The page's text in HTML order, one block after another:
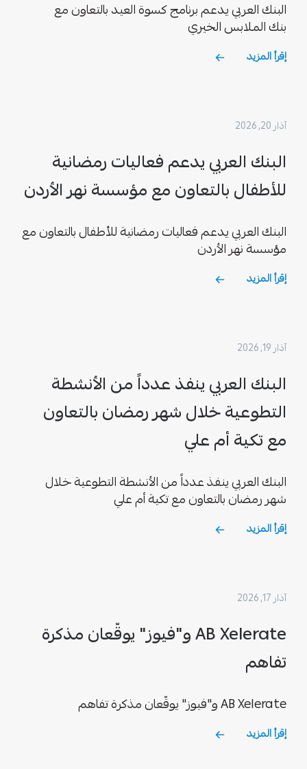
البنك العربي يدعم برنامج كسوة العيد بالتعاون مع
بنك الملابس الخيري
إقرأ المزيد
آذار 20, 2026
البنك العربي يدعم فعاليات رمضانية
للأطفال بالتعاون مع مؤسسة نهر الأردن
البنك العربي يدعم فعاليات رمضانية للأطفال بالتعاون مع
مؤسسة نهر الأردن
إقرأ المزيد
آذار 19, 2026
البنك العربي ينفذ عدداً من الأنشطة
التطوعية خلال شهر رمضان بالتعاون
مع تكية أم علي
البنك العربي ينفذ عدداً من الأنشطة التطوعية خلال
شهر رمضان بالتعاون مع تكية أم علي
إقرأ المزيد
آذار 17, 2026
AB Xelerate و"فيوز" يوقّعان مذكرة
تفاهم
AB Xelerate و"فيوز" يوقّعان مذكرة تفاهم
إقرأ المزيد